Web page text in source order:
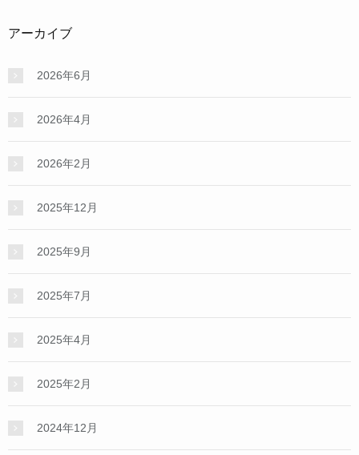
アーカイブ
2026年6月
2026年4月
2026年2月
2025年12月
2025年9月
2025年7月
2025年4月
2025年2月
2024年12月